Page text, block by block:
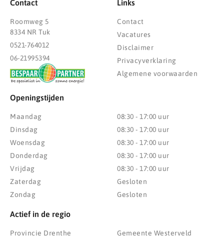
Contact
Roomweg 5
8334 NR Tuk
0521-764012
06-21995394
Links
Contact
Vacatures
Disclaimer
Privacyverklaring
Algemene voorwaarden
Openingstijden
Maandag
Dinsdag
Woensdag
Donderdag
Vrijdag
Zaterdag
Zondag
08:30 - 17:00 uur
08:30 - 17:00 uur
08:30 - 17:00 uur
08:30 - 17:00 uur
08:30 - 17:00 uur
Gesloten
Gesloten
Actief in de regio
Provincie Drenthe Gemeente Westerveld